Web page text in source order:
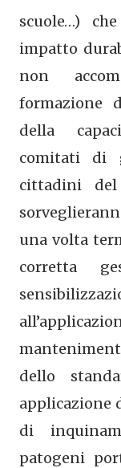
scuole…)
impatto
non
formazione
della
comitati di
cittadini
una volta
corretta
dello
applicazione
di
patogeni